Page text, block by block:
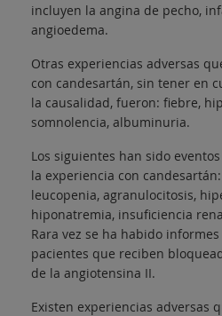
incluyen la angina de pecho,
angioedema.
Otras experiencias adversas
con candesartán, sin tener en
la causalidad, fueron: fiebre,
somnolencia, albuminuria.
Los siguientes han sido
la experiencia con
leucopenia, agranulocitosis,
hiponatremia, insuficiencia
Rara vez se ha habido
pacientes que reciben
de la angiotensina II.
Existen experiencias adversas